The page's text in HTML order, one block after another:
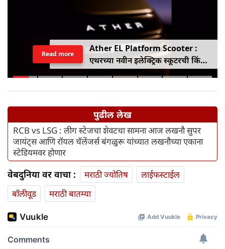
Ather EL Platform Scooter :
एथरच्या नवीन इलेक्ट्रिक स्कूटरची किंमत
जाहीर, जाणून घ्या कोनार्कमध्ये कोणती
Read more
पुढील लेख
RCB vs LSG : लीग स्टेजचा शेवटचा सामना आज लखनौ सुपर
जायंट्स आणि रॉयल चॅलेंजर्स बंगळुरू यांच्यात लखनौच्या एकाना
स्टेडियमवर होणार
वेबदुनिया वर वाचा : मराठी ज्योतिष
लाईफस्टाईल
बॉलीवूड
मराठी बातम्या